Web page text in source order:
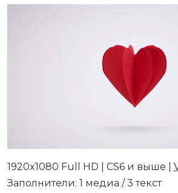
1920x1080 Full HD | CS6 и выше |
Заполнители: 1 медиа / 3 текст